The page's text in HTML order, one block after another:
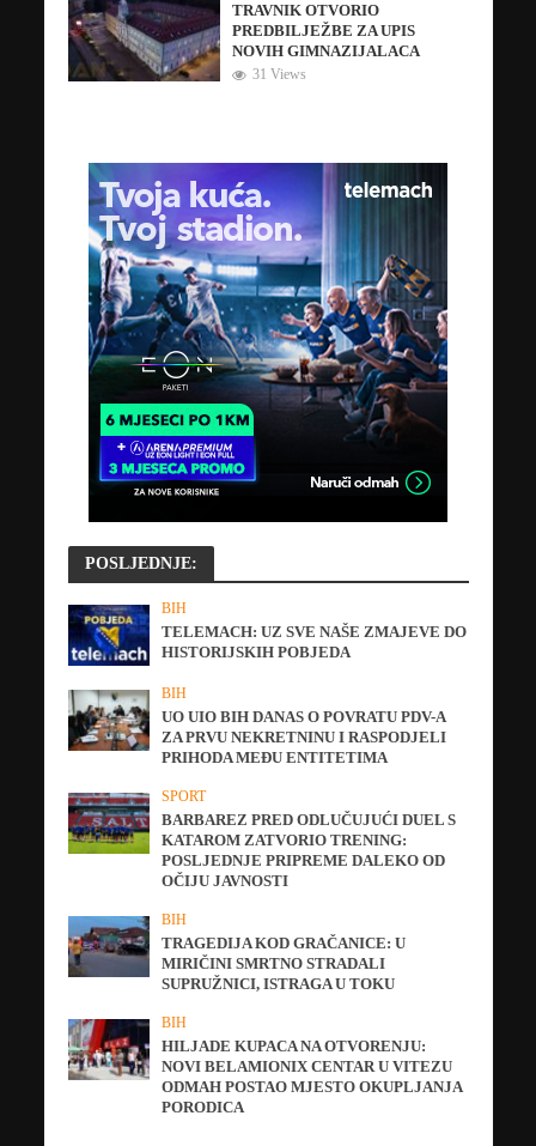
TRAVNIK OTVORIO
PREDBILJEŽBE ZA UPIS
NOVIH GIMNAZIJALACA
31 Views
POSLJEDNJE:
BIH
TELEMACH: UZ SVE NAŠE ZMAJEVE DO
HISTORIJSKIH POBJEDA
BIH
UO UIO BIH DANAS O POVRATU PDV-A
ZA PRVU NEKRETNINU I RASPODJELI
PRIHODA MEĐU ENTITETIMA
SPORT
BARBAREZ PRED ODLUČUJUĆI DUEL S
KATAROM ZATVORIO TRENING:
POSLJEDNJE PRIPREME DALEKO OD
OČIJU JAVNOSTI
BIH
TRAGEDIJA KOD GRAČANICE: U
MIRIČINI SMRTNO STRADALI
SUPRUŽNICI, ISTRAGA U TOKU
BIH
HILJADE KUPACA NA OTVORENJU:
NOVI BELAMIONIX CENTAR U VITEZU
ODMAH POSTAO MJESTO OKUPLJANJA
PORODICA